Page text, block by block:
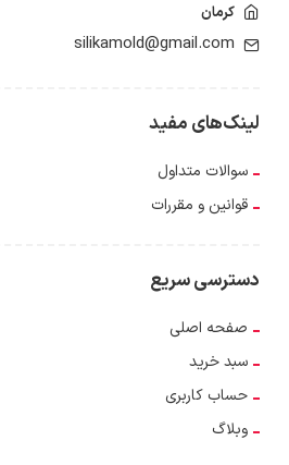
کرمان
silikamold@gmail.com
لینک‌های مفید
سوالات متداول
قوانین و مقررات
دسترسی سریع
صفحه اصلی
سبد خرید
حساب کاربری
وبلاگ